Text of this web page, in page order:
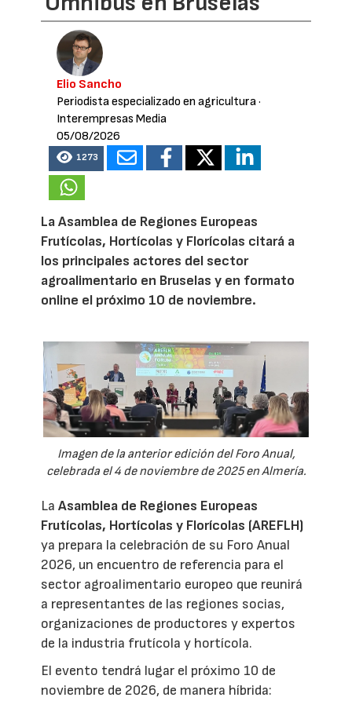
Elio Sancho
Periodista especializado en agricultura·
Interempresas Media
05/08/2026
1273
La Asamblea de Regiones Europeas
Frutícolas, Hortícolas y Florícolas citará a
los principales actores del sector
agroalimentario en Bruselas y en formato
online el próximo 10 de noviembre.
Imagen de la anterior edición del Foro Anual,
celebrada el 4 de noviembre de 2025 en Almería.
LaAsamblea de Regiones Europeas
Frutícolas, Hortícolas y Florícolas (AREFLH)
ya prepara la celebración de su Foro Anual
2026, un encuentro de referencia para el
sector agroalimentario europeo que reunirá
a representantes de las regiones socias,
organizaciones de productores y expertos
de la industria frutícola y hortícola.
El evento tendrá lugar el próximo 10 de
noviembre de 2026, de manera híbrida: